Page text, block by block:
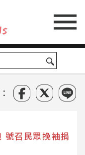
號召民眾挽袖捐